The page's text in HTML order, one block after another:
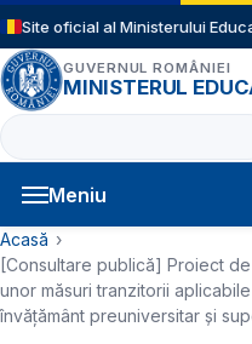
Sari la conținutul principal
Site oficial al Ministerului
GUVERNUL ROMÂNIEI
MINISTERUL
Caută
Meniu
Navigație principală
Cale de navigare
Acasă
[Consultare publică] Proiect
unor măsuri tranzitorii
învățământ preuniversitar și